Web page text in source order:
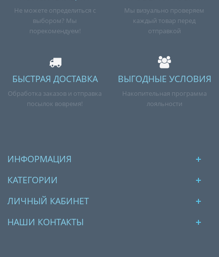
Не можете определиться с
выбором? Мы
порекомендуем!
Мы визуально проверяем
каждый товар перед
отправкой
БЫСТРАЯ ДОСТАВКА
Обработка заказов и отправка
посылок вовремя!
ВЫГОДНЫЕ УСЛОВИЯ
Накопительная программа
лояльности
ИНФОРМАЦИЯ
КАТЕГОРИИ
ЛИЧНЫЙ КАБИНЕТ
НАШИ КОНТАКТЫ